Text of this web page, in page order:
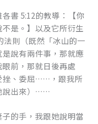
書 5:12的教導：【你
是。】以及它所衍生
則（既然「冰山的一
說有兩件事，那就應
前，那就日後再處
挫、委屈……，跟我所
說出來）……
的手，我跟她說明當